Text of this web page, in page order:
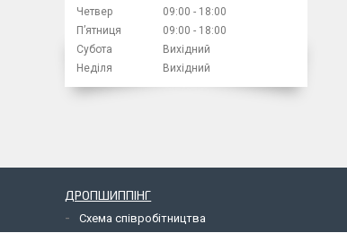
Четвер
09:00
18:00
Пʼятниця
09:00
18:00
Субота
Вихідний
Неділя
Вихідний
ДРОПШИППІНГ
Схема співробітництва